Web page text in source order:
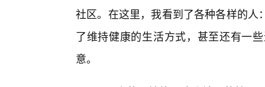
社区。在这里，我看到了各种各样的
了维持健康的生活方式，甚至还有一
意。